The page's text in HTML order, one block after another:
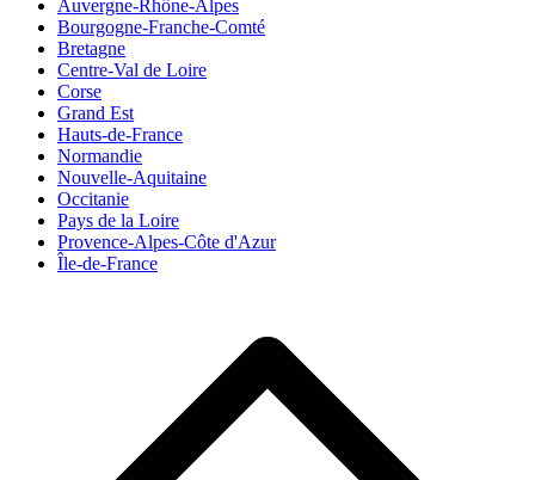
Auvergne-Rhône-Alpes
Bourgogne-Franche-Comté
Bretagne
Centre-Val de Loire
Corse
Grand Est
Hauts-de-France
Normandie
Nouvelle-Aquitaine
Occitanie
Pays de la Loire
Provence-Alpes-Côte d'Azur
Île-de-France